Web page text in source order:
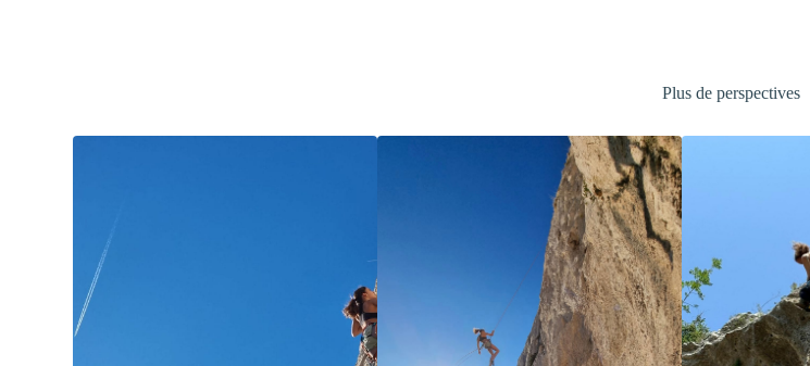
Plus de perspectives